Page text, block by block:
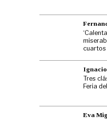
cuartos
Tres
Feria
Eva